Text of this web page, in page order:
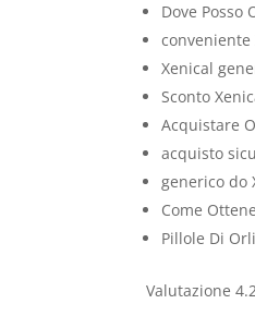
Dove Posso
Xenical
Sconto
Acquistare
acquisto
generico do
Come
Pillole Di
Valutazione